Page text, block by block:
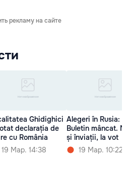
рекламу на сайте
Ghidighici
declarația de
cu România
19 Мар. 14:38
Alegeri în Rusia:
Buletin mâncat.
și înviații, la vot
19 Мар. 10:22